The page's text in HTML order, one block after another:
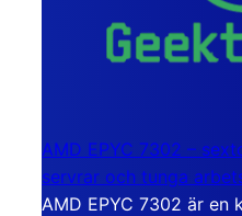
AMD EPYC 7302 –
servrar och tunga
AMD EPYC 7302 är